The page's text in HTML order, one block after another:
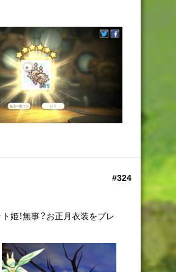
#324
姫！無事？お正月衣装をプレ